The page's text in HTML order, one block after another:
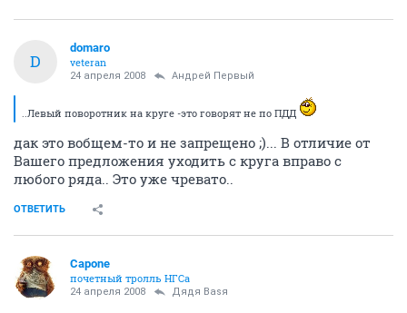
D
domaro
veteran
24 апреля 2008 Андрей Первый
..Левый поворотник на круге -это говорят не по ПДД
дак это вобщем-то и не запрещено ;)... В отличие от
Вашего предложения уходить с круга вправо с
любого ряда.. Это уже чревато..
ОТВЕТИТЬ
Capone
почетный тролль НГСа
24 апреля 2008 Дядя Ваsя